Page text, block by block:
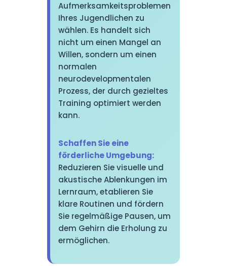
Aufmerksamkeitsproblemen
Ihres Jugendlichen zu
wählen. Es handelt sich
nicht um einen Mangel an
Willen, sondern um einen
normalen
neurodevelopmentalen
Prozess, der durch gezieltes
Training optimiert werden
kann.
Schaffen Sie eine
förderliche Umgebung:
Reduzieren Sie visuelle und
akustische Ablenkungen im
Lernraum, etablieren Sie
klare Routinen und fördern
Sie regelmäßige Pausen, um
dem Gehirn die Erholung zu
ermöglichen.